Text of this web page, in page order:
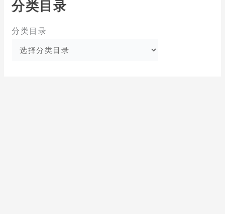
分类目录
分类目录